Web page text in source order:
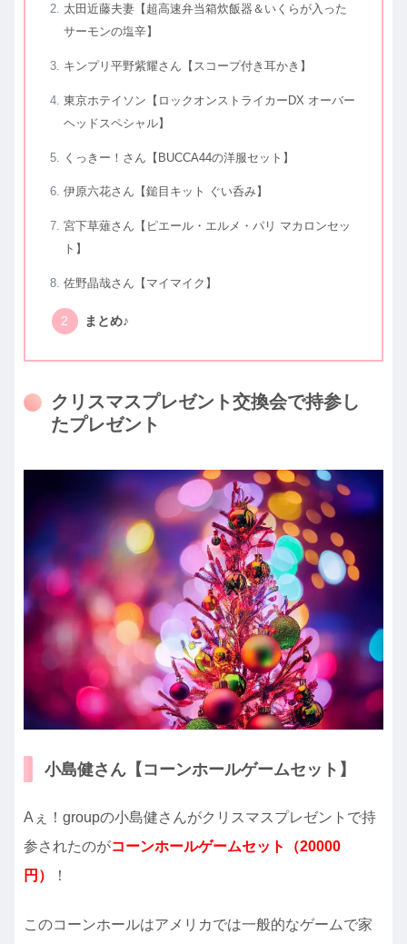
太田近藤夫妻【超高速弁当箱炊飯器＆いくらが入った
サーモンの塩辛】
キンプリ平野紫耀さん【スコープ付き耳かき】
東京ホテイソン【ロックオンストライカーDX オーバー
ヘッドスペシャル】
くっきー！さん【BUCCA44の洋服セット】
伊原六花さん【鎚目キット ぐい呑み】
宮下草薙さん【ピエール・エルメ・パリ マカロンセッ
ト】
佐野晶哉さん【マイマイク】
まとめ♪
クリスマスプレゼント交換会で持参し
たプレゼント
小島健さん【コーンホールゲームセット】
Aぇ！groupの小島健さんがクリスマスプレゼントで持
参されたのがコーンホールゲームセット（20000
円）
！
このコーンホールはアメリカでは一般的なゲームで家